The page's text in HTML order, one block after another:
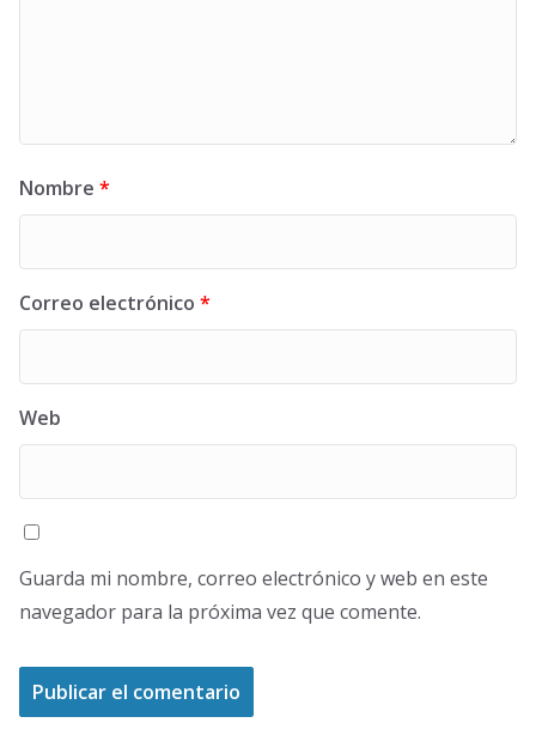
Nombre *
Correo electrónico *
Web
Guarda mi nombre, correo electrónico y web en este
navegador para la próxima vez que comente.